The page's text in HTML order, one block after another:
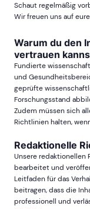
Schaut regelmäßig
Wir freuen uns auf
Warum du den
vertrauen
Fundierte
und
geprüfte
Forschungsstand
Zudem müssen sich
Richtlinien halten,
Redaktionelle
Unsere redaktionellen
bearbeitet und
Leitfaden für das
beitragen, dass die
professionell und